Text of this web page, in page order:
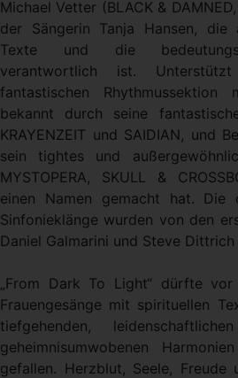
Michael Vetter (BLACK &
der Sängerin Tanja Hansen,
Texte und die
verantwortlich ist.
fantastischen
bekannt durch seine
KRAYENZEIT und SAIDIAN, und
sein tightes und
MYSTOPERA, SKULL &
einen Namen gemacht hat. Die
Sinfonieklänge wurden von den
Daniel Galmarini und Steve
„From Dark To Light“ dürfte
Frauengesänge mit spirituellen
tiefgehenden,
geheimnisumwobenen
gefallen. Herzblut, Seele,